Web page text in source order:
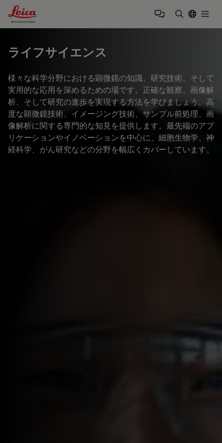
Leica Microsystems Logo
ライフサイエンス
様々な科学分野における顕微鏡の知識、研究技術、そして
実用的な応用を深めるための場です。正確な観察、画像解
析、そして研究の進歩を実現する方法を学びましょう。高
度な顕微鏡技術、イメージング技術、サンプル前処理、画
像解析に関する専門的な知見を提供します。最先端のアプ
リケーションやイノベーションを中心に、細胞生物学、神
経科学、がん研究などの分野を幅広くカバーしています。